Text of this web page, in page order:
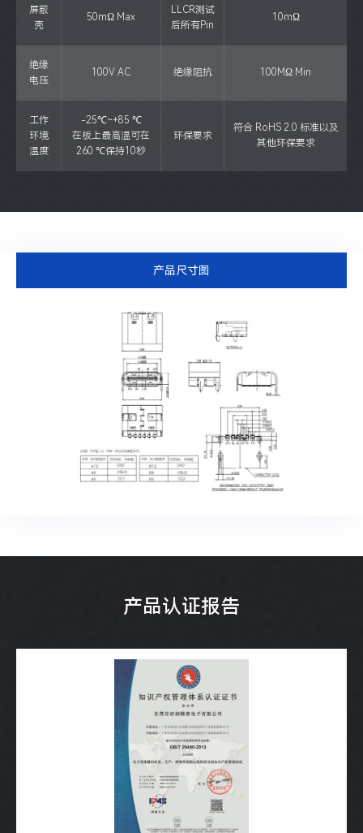
屏蔽
壳
50mΩ Max
LLCR测试
后所有Pin
10mΩ
绝缘
电压
100V AC 绝缘阻抗 100MΩ Min
工作
环境
温度
-25℃~+85 ℃
在板上最高温可在
260 ℃保持10秒
环保要求
符合 RoHS 2.0 标准以及
其他环保要求
产品尺寸图
产品认证报告